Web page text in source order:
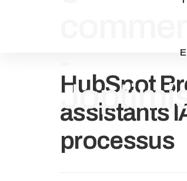
HubSpot
assistants
processus